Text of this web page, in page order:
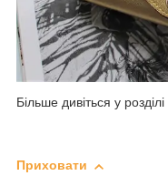
Більше дивіться у розділі
Приховати